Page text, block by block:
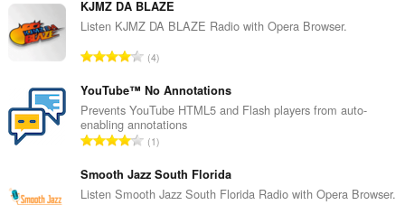
的
總
數
KJMZ DA BLAZE
Listen KJMZ DA BLAZE Radio with Opera Browser.
評
的
總
次
數
4
YouTube™ No Annotations
Prevents YouTube HTML5 and Flash players from auto-
enabling annotations
評
的
總
1
Smooth Jazz South Florida
Listen Smooth Jazz South Florida Radio with Opera Browser.